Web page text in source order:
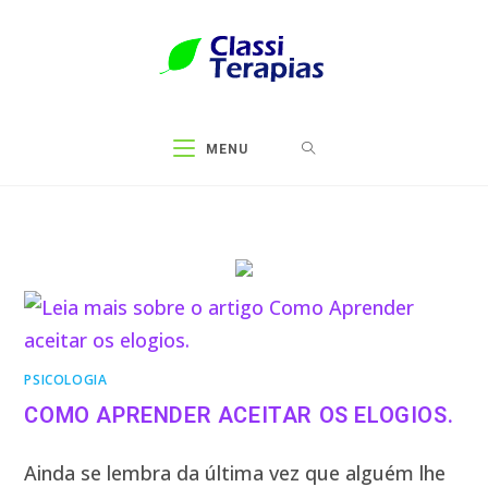
MENU
PSICOLOGIA
COMO APRENDER ACEITAR OS ELOGIOS.
Ainda se lembra da última vez que alguém lhe